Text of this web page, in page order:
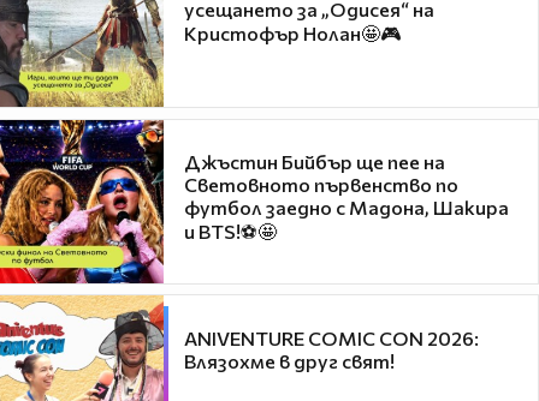
усещането за „Одисея“ на
Кристофър Нолан🤩🎮
Джъстин Бийбър ще пее на
Световното първенство по
футбол заедно с Мадона, Шакира
и BTS!⚽🤩
ANIVENTURE COMIC CON 2026:
Влязохме в друг свят!